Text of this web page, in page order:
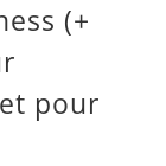
(+
pour